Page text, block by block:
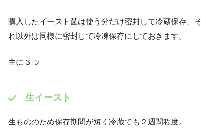
購入したイースト菌は使う分だけ密封して冷蔵保存、そ
れ以外は同様に密封して冷凍保存にしておきます。
主に３つ
生イースト
生もののため保存期間が短く冷蔵でも２週間程度。